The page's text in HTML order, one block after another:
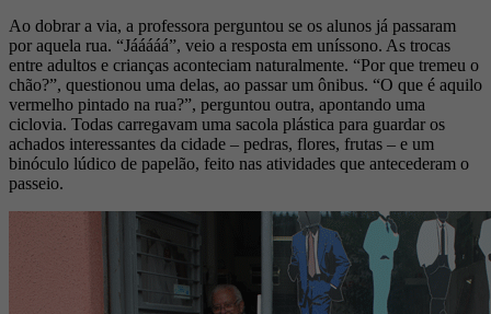
Ao dobrar a via, a professora perguntou se os alunos já passaram
por aquela rua. “Jááááá”, veio a resposta em uníssono. As trocas
entre adultos e crianças aconteciam naturalmente. “Por que tremeu o
chão?”, questionou uma delas, ao passar um ônibus. “O que é aquilo
vermelho pintado na rua?”, perguntou outra, apontando uma
ciclovia. Todas carregavam uma sacola plástica para guardar os
achados interessantes da cidade – pedras, flores, frutas – e um
binóculo lúdico de papelão, feito nas atividades que antecederam o
passeio.